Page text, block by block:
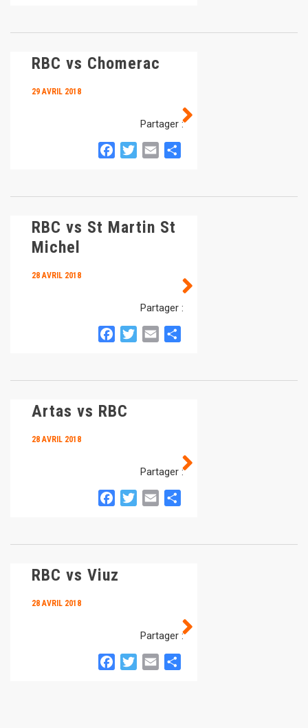
RBC vs Chomerac
29 AVRIL 2018
Partager :
FacebookTwitterEmail
RBC vs St Martin St
Michel
28 AVRIL 2018
Partager :
FacebookTwitterEmail
Artas vs RBC
28 AVRIL 2018
Partager :
FacebookTwitterEmail
RBC vs Viuz
28 AVRIL 2018
Partager :
FacebookTwitterEmail